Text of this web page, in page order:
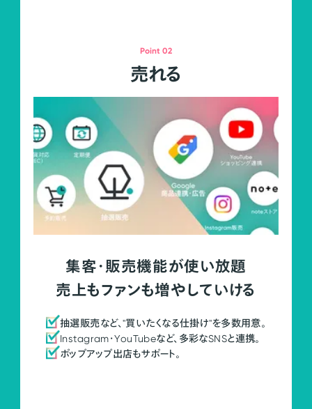
Point 02
売れる
集客・販売機能が使い放題
売上もファンも増やしていける
抽選販売など、"買いたくなる仕掛け"を多数用意。
Instagram・YouTubeなど、多彩なSNSと連携。
ポップアップ出店もサポート。